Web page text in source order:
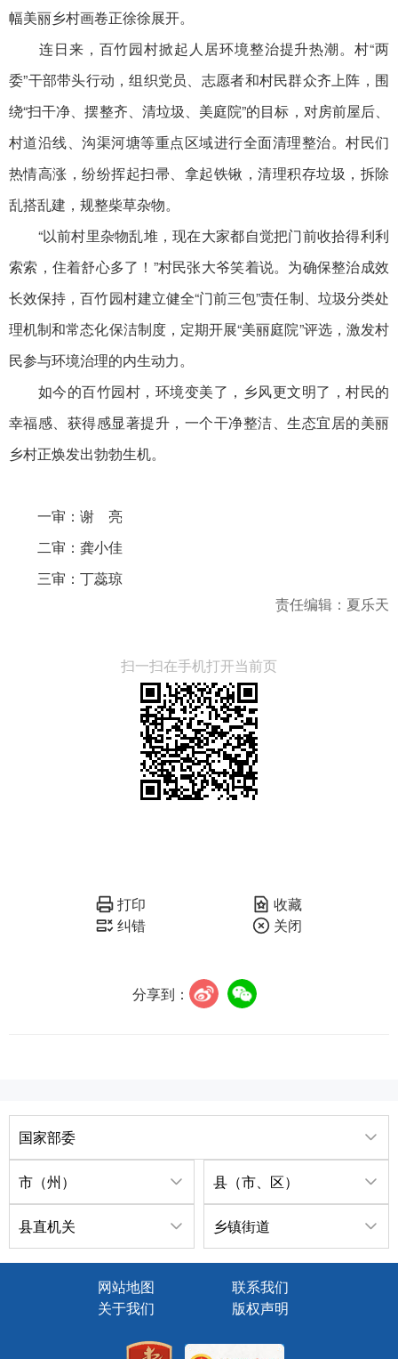
幅美丽乡村画卷正徐徐展开。
连日来，百竹园村掀起人居环境整治提升热潮。村“两
委”干部带头行动，组织党员、志愿者和村民群众齐上阵，围
绕“扫干净、摆整齐、清垃圾、美庭院”的目标，对房前屋后、
村道沿线、沟渠河塘等重点区域进行全面清理整治。村民们
热情高涨，纷纷挥起扫帚、拿起铁锹，清理积存垃圾，拆除
乱搭乱建，规整柴草杂物。
“以前村里杂物乱堆，现在大家都自觉把门前收拾得利利
索索，住着舒心多了！”村民张大爷笑着说。为确保整治成效
长效保持，百竹园村建立健全“门前三包”责任制、垃圾分类处
理机制和常态化保洁制度，定期开展“美丽庭院”评选，激发村
民参与环境治理的内生动力。
如今的百竹园村，环境变美了，乡风更文明了，村民的
幸福感、获得感显著提升，一个干净整洁、生态宜居的美丽
乡村正焕发出勃勃生机。
一审：谢 亮
二审：龚小佳
三审：丁蕊琼
责任编辑：夏乐天
扫一扫在手机打开当前页
打印
收藏
纠错
关闭
分享到：
国家部委
市（州） 县（市、区）
县直机关 乡镇街道
网站地图
联系我们
关于我们
版权声明